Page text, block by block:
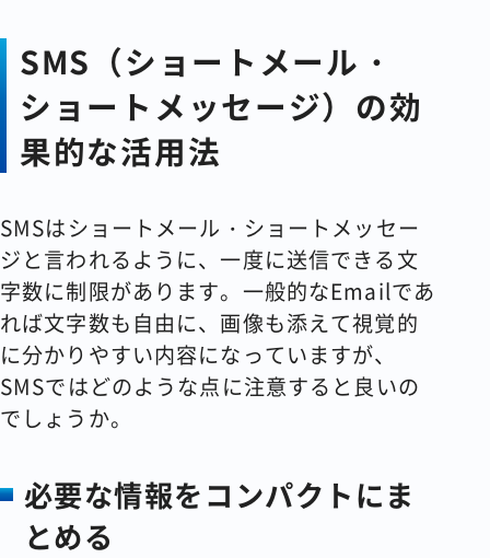
SMS（ショートメール・
ショートメッセージ）の効
果的な活用法
SMSはショートメール・ショートメッセー
ジと言われるように、一度に送信できる文
字数に制限があります。一般的なEmailであ
れば文字数も自由に、画像も添えて視覚的
に分かりやすい内容になっていますが、
SMSではどのような点に注意すると良いの
でしょうか。
必要な情報をコンパクトにま
とめる